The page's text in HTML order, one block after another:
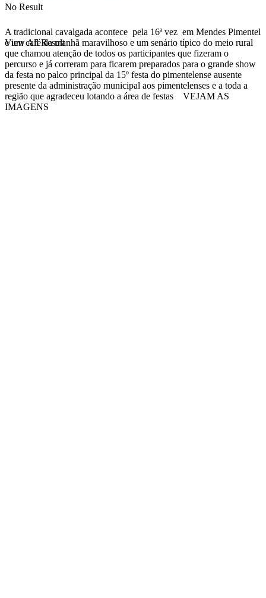
No Result
View All Result
A tradicional cavalgada acontece pela 16ª vez em Mendes Pimentel
e um café da manhã maravilhoso e um senário típico do meio rural
que chamou atenção de todos os participantes que fizeram o
percurso e já correram para ficarem preparados para o grande show
da festa no palco principal da 15º festa do pimentelense ausente
presente da administração municipal aos pimentelenses e a toda a
região que agradeceu lotando a área de festas VEJAM AS
IMAGENS